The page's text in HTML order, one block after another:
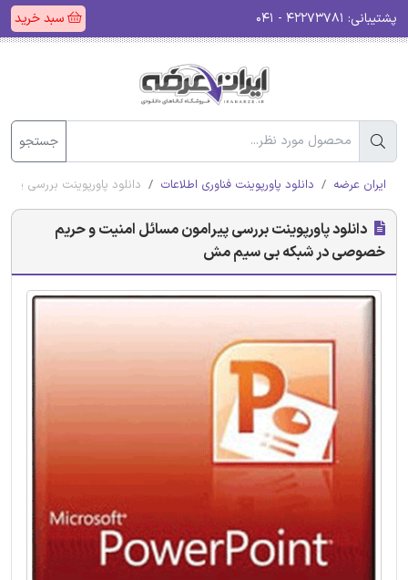
پشتیبانی: سبد خرید
جستجو
ایران عرضه دانلود پاورپوینت فناوری اطلاعات دانلود پاورپوینت بررسی
دانلود پاورپوینت بررسی پیرامون مسائل امنیت و حریم
خصوصی در شبکه بی سیم مش